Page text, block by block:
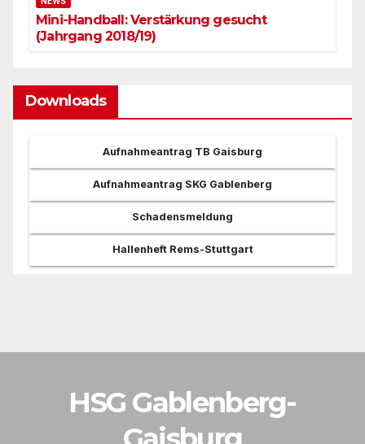
Mini-Handball: Verstärkung gesucht
(Jahrgang 2018/19)
Downloads
Aufnahmeantrag TB Gaisburg
Aufnahmeantrag SKG Gablenberg
Schadensmeldung
Hallenheft Rems-Stuttgart
HSG Gablenberg-